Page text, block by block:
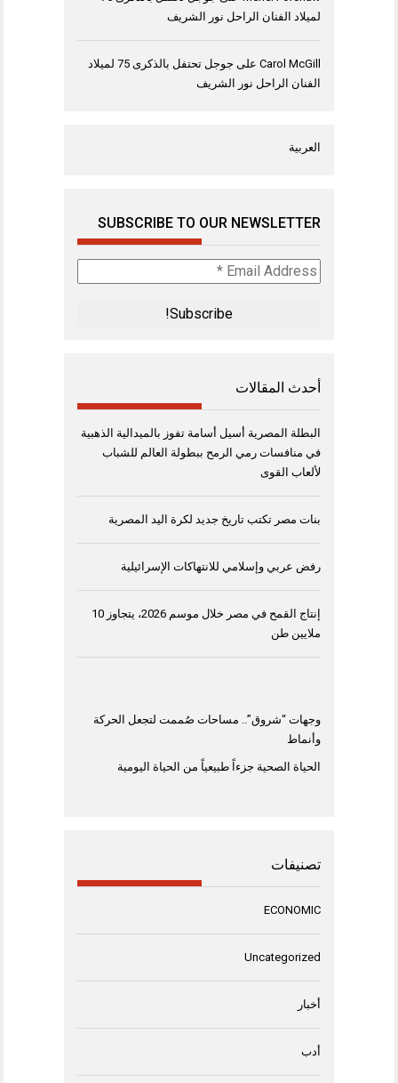
لميلاد الفنان الراحل نور الشريف
Carol McGill على
جوجل تحتفل بالذكرى 75 لميلاد
الفنان الراحل نور الشريف
العربية
SUBSCRIBE TO OUR NEWSLETTER
Email
Address
أحدث المقالات
البطلة المصرية أسيل أسامة تفوز بالميدالية الذهبية
في منافسات رمي الرمح ببطولة العالم للشباب
لألعاب القوى
بنات مصر تكتب تاريخ جديد لكرة اليد المصرية
رفض عربي وإسلامي للانتهاكات الإسرائيلية
إنتاج القمح في مصر خلال موسم 2026، يتجاوز 10
ملايين طن
وجهات “شروق”.. مساحات صُممت لتجعل الحركة
وأنماط
الحياة الصحية جزءاً طبيعياً من الحياة اليومية
تصنيفات
ECONOMIC
Uncategorized
أخبار
أدب